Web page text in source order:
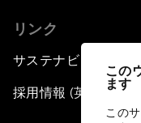
この
ます
この
リンク
サステナビリティへ
採用情報 (英語のみ)